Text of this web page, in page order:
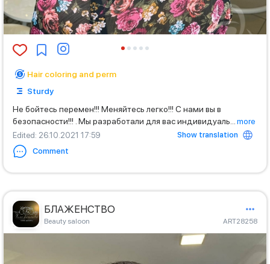
Hair coloring and perm
Sturdy
Не бойтесь перемен!!! Меняйтесь легко!!! С нами вы в
безопасности!!! . Мы разработали для вас индивидуаль
more
Edited: 26.10.2021 17:59
Show translation
Comment
БЛАЖЕНСТВО
Beauty saloon ART28258